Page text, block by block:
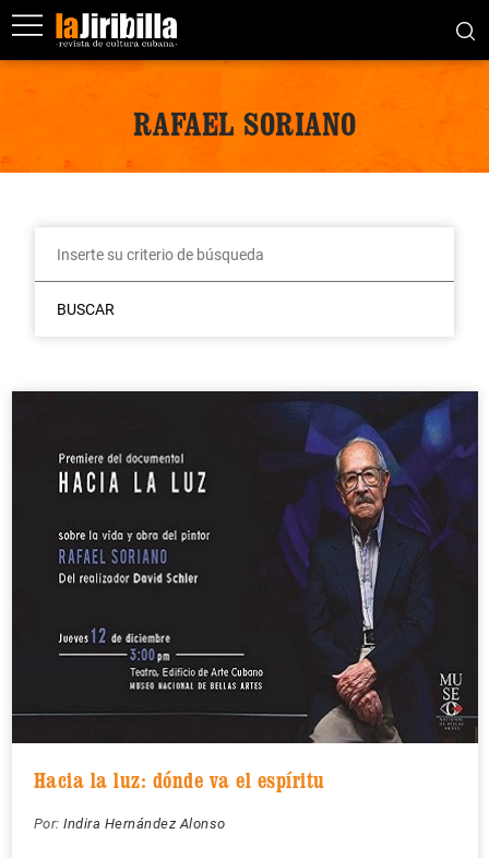
RAFAEL SORIANO
BUSCAR
Hacia la luz: dónde va el espíritu
Por: Indira Hernández Alonso